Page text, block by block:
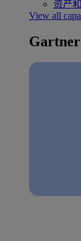
资产
View all